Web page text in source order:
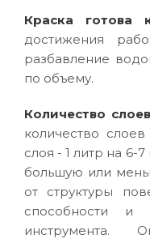
Краска готова
достижения
разбавление
по объему.
Количество
количество
слоя - 1 литр на 6-
большую или
от структуры
способности и
инструмента.